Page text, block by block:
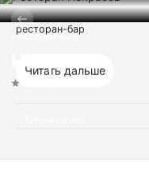
Вход / регистрация
Ресторан-Бар
Некрасов
ресторан-бар
Читать дальше